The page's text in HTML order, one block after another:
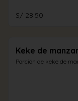
S/ 28.50
Keke de
Porción de keke de